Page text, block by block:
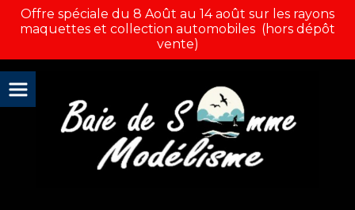
Offre spéciale du 8 Août au 14 août sur les rayons
maquettes et collection automobiles (hors dépôt
vente)
Panneau de gestion des cookies